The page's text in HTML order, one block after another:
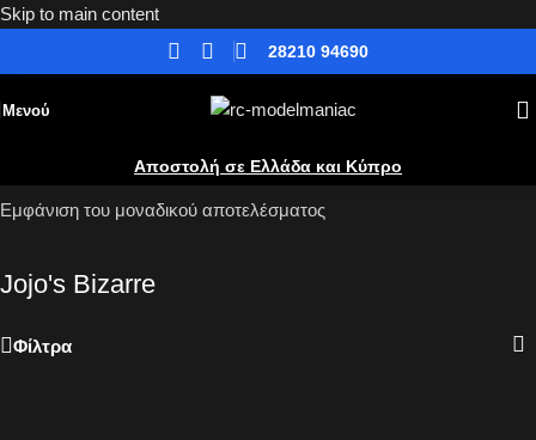
Skip to main content
28210 94690
Μενού
Αποστολή σε Ελλάδα και Κύπρο
Φιγούρες Δράσης»Anime»Jojo's Bizarre
Εμφάνιση του μοναδικού αποτελέσματος
Jojo's Bizarre
Φίλτρα